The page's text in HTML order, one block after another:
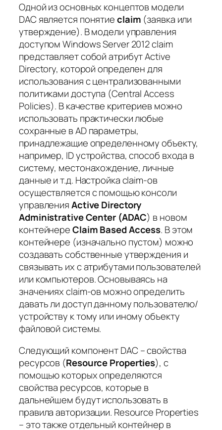
Одной из основных концептов модели
DAC является понятиеclaim (заявка или
утверждение). В модели управления
доступом Windows Server 2012 claim
представляет собой атрибут Active
Directory, которой определен для
использования с централизованными
политиками доступа (Central Access
Policies). В качестве критериев можно
использовать практически любые
сохранные в AD параметры,
принадлежащие определенному объекту,
например, ID устройства, способ входа в
систему, местонахождение, личные
данные и т.д. Настройка claim-ов
осуществляется с помощью консоли
управленияActive Directory
Administrative Center (ADAC) в новом
контейнереClaim Based Access. В этом
контейнере (изначально пустом) можно
создавать собственные утверждения и
связывать их с атрибутами пользователей
или компьютеров. Основываясь на
значениях claim-ов можно определить
давать ли доступ данному пользователю/
устройству к тому или иному объекту
файловой системы.
Следующий компонент DAC – свойства
ресурсов (ResourceProperties), с
помощью которых определяются
свойства ресурсов, которые в
дальнейшем будут использовать в
правила авторизации. Resource Properties
– это также отдельный контейнер в